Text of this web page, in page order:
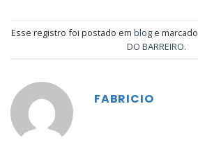
Esse registro foi postado em blog e marcado
DO BARREIRO.
FABRICIO